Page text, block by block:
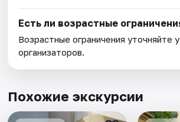
Есть ли возрастные
Возрастные ограничения уточняйте у
организаторов.
Похожие экскурсии